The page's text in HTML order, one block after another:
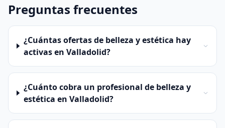
Preguntas frecuentes
¿Cuántas ofertas de belleza y estética hay
activas en Valladolid?
¿Cuánto cobra un profesional de belleza y
estética en Valladolid?